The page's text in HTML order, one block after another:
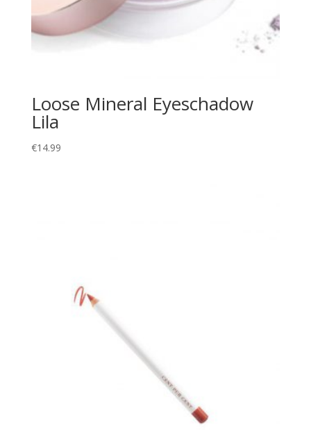
Loose Mineral Eyeschadow
Lila
€14.99